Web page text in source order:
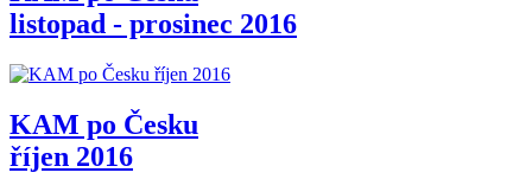
listopad - prosinec 2016
KAM po Česku
říjen 2016